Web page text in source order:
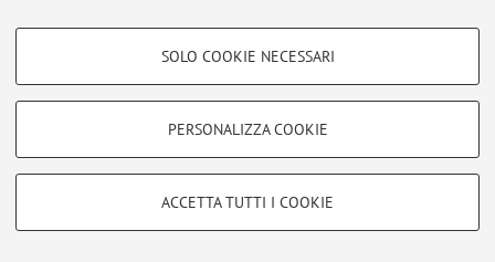
COOKIE DI PROFILAZIONE - FACOLTATIVI
COOKIE TECNICI - NECESSARI
Si tratta di cookie tecnici utilizzati, a titolo esemplificativo, per il corretto
SOLO COOKIE NECESSARI
PERSONALIZZA COOKIE
ACCETTA TUTTI I COOKIE
© 2026 - ALMA MATER STUDIORUM - Università di Bologna - Via
Zamboni, 33 - 40126 Bologna - Partita IVA: 01131710376
|Note legali|Impostazioni Cookie